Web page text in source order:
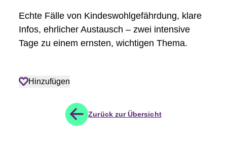
Echte Fälle von Kindeswohlgefährdung, klare
Infos, ehrlicher Austausch – zwei intensive
Tage zu einem ernsten, wichtigen Thema.
Hinzufügen
Zurück zur Übersicht